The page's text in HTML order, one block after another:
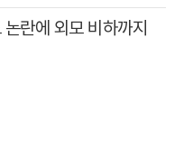
란에 외모 비하까지